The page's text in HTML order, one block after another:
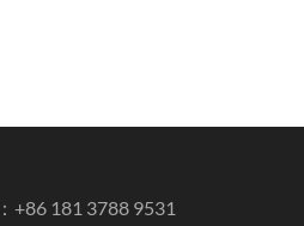
：+86 181 3788 9531